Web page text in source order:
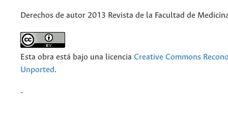
Derechos de autor 2013 Revista de la Facultad de
Esta obra está bajo una licencia Creative Commons
Unported.
-